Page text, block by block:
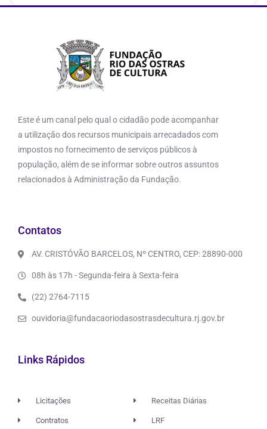
Este é um canal pelo qual o cidadão pode acompanhar
a utilização dos recursos municipais arrecadados com
impostos no fornecimento de serviços públicos à
população, além de se informar sobre outros assuntos
relacionados à Administração da Fundação.
Contatos
AV. CRISTÓVÃO BARCELOS, Nº CENTRO, CEP: 28890-000
08h às 17h - Segunda-feira à Sexta-feira
(22) 2764-7115
ouvidoria@fundacaoriodasostrasdecultura.rj.gov.br
Links Rápidos
Licitações
Contratos
Receitas Diárias
LRF